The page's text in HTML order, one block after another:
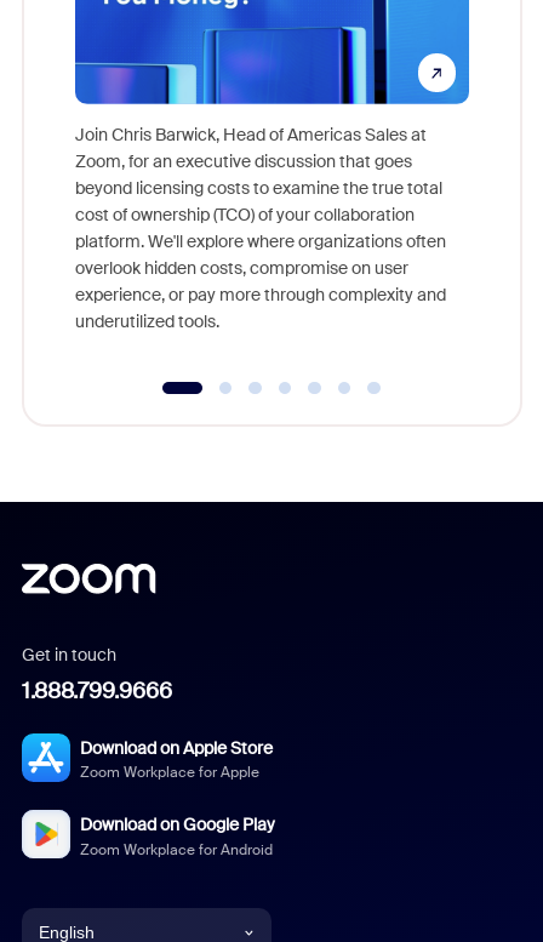
Join Chris Barwick, Head of Americas Sales at
Zoom, for an executive discussion that goes
beyond licensing costs to examine the true total
cost of ownership (TCO) of your collaboration
platform. We'll explore where organizations often
overlook hidden costs, compromise on user
experience, or pay more through complexity and
underutilized tools.
Get in touch
1.888.799.9666
Download on Apple Store
Zoom Workplace for Apple
Download on Google Play
Zoom Workplace for Android
English